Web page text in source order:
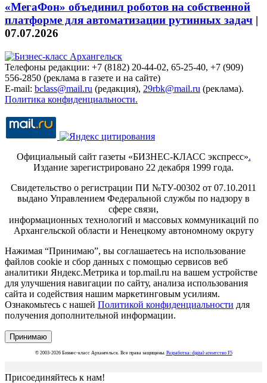
«МегаФон» объединил роботов на собственной
платформе для автоматизации рутинных задач |
07.07.2026
Телефоны редакции: +7 (8182) 20-44-02, 65-25-40, +7 (909)
556-2850 (реклама в газете и на сайте)
E-mail: bclass@mail.ru (редакция), 29rbk@mail.ru (реклама).
Политика конфиденциальности.
Официальный сайт газеты «БИЗНЕС-КЛАСС экспресс».
Издание зарегистрировано 22 декабря 1999 года.
Свидетельство о регистрации ПИ №ТУ-00302 от 07.10.2011
выдано Управлением Федеральной службы по надзору в
сфере связи,
информационных технологий и массовых коммуникаций по
Архангельской области и Ненецкому автономному округу
Нажимая “Принимаю”, вы соглашаетесь на использование
файлов cookie и сбор данных с помощью сервисов веб
аналитики Яндекс.Метрика и top.mail.ru на вашем устройстве
для улучшения навигации по сайту, анализа использования
сайта и содействия нашим маркетинговым усилиям.
Ознакомьтесь с нашей Политикой конфиденциальности для
получения дополнительной информации.
Принимаю
© 2003-2026 Бизнес-класс Архангельск. Все права защищены. Разработка: digital-агентство F5
Присоединяйтесь к нам!